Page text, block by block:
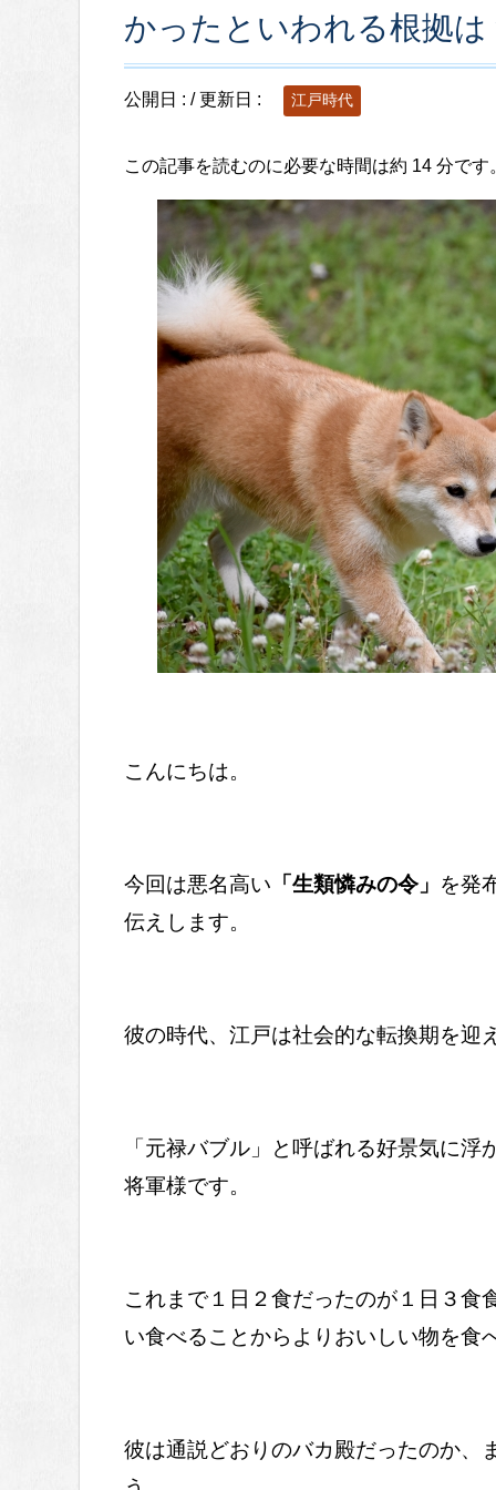
かったといわれる根拠は
公開日 : / 更新日 : 江戸時代
この記事を読むのに必要な時間は約 14 分です
こんにちは。
今回は悪名高い 「生類憐みの令」 を発
伝えします。
彼の時代、江戸は社会的な転換期を迎
「元禄バブル」と呼ばれる好景気に
将軍様です。
これまで１日２食だったのが１日３食
い食べることからよりおいしい物を食
彼は通説どおりのバカ殿だったのか、